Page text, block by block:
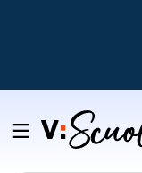
Salta